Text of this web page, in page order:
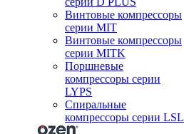
Винтовые компрессоры
серии MIT
Винтовые компрессоры
серии MITK
Поршневые
компрессоры серии
LYPS
Спиральные
компрессоры серии LSL